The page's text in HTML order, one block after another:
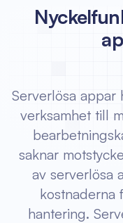
Serverlösa appar
verksamhet till
saknar
av serverlösa
kostnaderna
hantering.